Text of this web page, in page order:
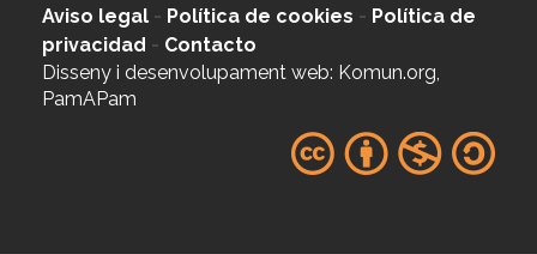
Aviso legal - Política de cookies - Política de
privacidad - Contacto
Disseny i desenvolupament web: Komun.org,
PamAPam